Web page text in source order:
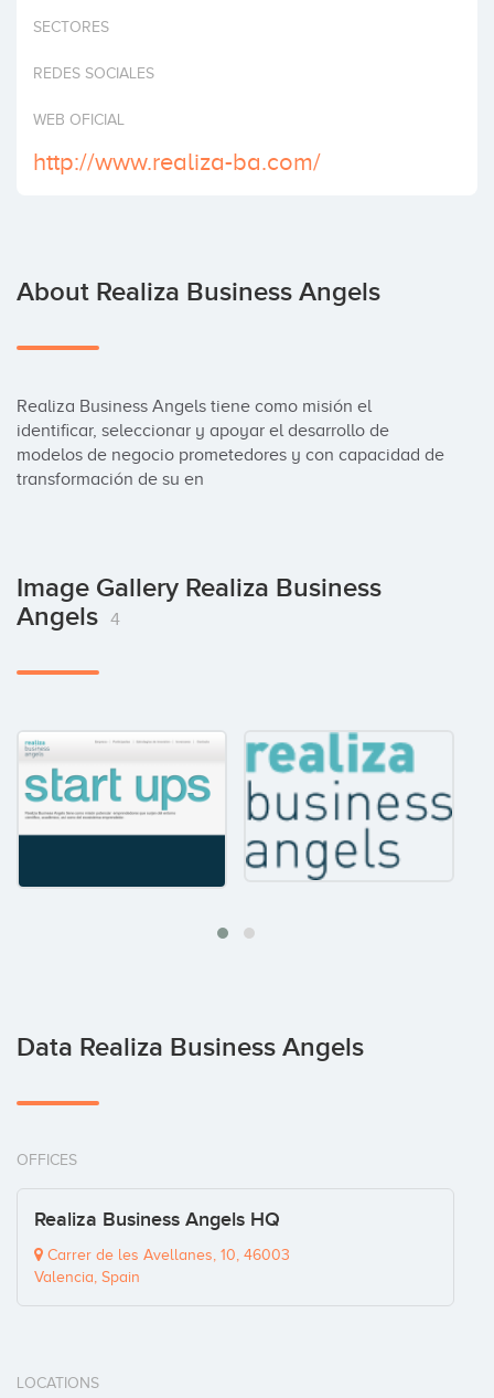
Invest
SECTORES
REDES SOCIALES
WEB OFICIAL
http://www.realiza-ba.com/
About Realiza Business Angels
Realiza Business Angels tiene como misión el
identificar, seleccionar y apoyar el desarrollo de
modelos de negocio prometedores y con capacidad de
transformación de su en
Image Gallery Realiza Business
Angels
4
Data Realiza Business Angels
OFFICES
Realiza Business Angels HQ
Carrer de les Avellanes, 10, 46003
Valencia, Spain
LOCATIONS